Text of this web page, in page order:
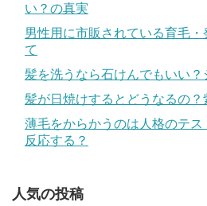
い？の真実
男性用に市販されている育毛
て
髪を洗うなら石けんでもいい
髪が日焼けするとどうなるの？
薄毛をからかうのは人格のテス
反応する？
人気の投稿